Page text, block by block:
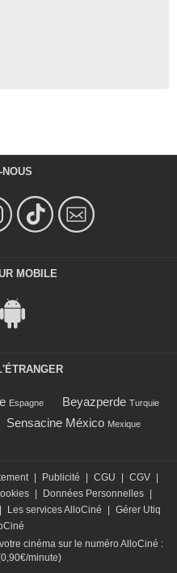
MOBILE
Espagne Beyazperde Turquie
Sensacine México Mexique
| Publicité | CGU | CGV |
| Données Personnelles |
| Les services AlloCiné | Gérer Utiq
cinéma sur le numéro AlloCiné :
minute)